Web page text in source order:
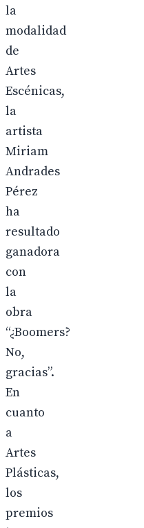
la
modalidad
de
Artes
Escénicas,
la
artista
Miriam
Andrades
Pérez
ha
resultado
ganadora
con
la
obra
“¿Boomers?
No,
gracias”.
En
cuanto
a
Artes
Plásticas,
los
premios